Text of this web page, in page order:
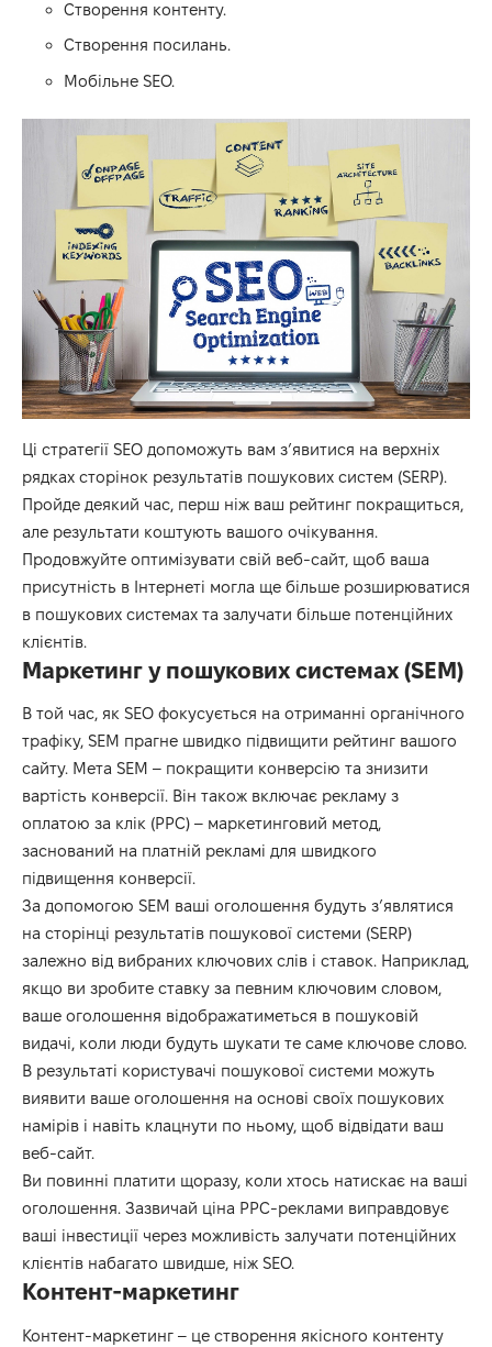
Створення контенту.
Створення посилань.
Мобільне SEO.
Ці стратегії SEO допоможуть вам з’явитися на верхніх
рядках сторінок результатів пошукових систем (SERP).
Пройде деякий час, перш ніж ваш рейтинг покращиться,
але результати коштують вашого очікування.
Продовжуйте оптимізувати свій веб-сайт, щоб ваша
присутність в Інтернеті могла ще більше розширюватися
в пошукових системах та залучати більше потенційних
клієнтів.
Маркетинг у пошукових системах (SEM)
В той час, як SEO фокусується на отриманні органічного
трафіку, SEM прагне швидко підвищити рейтинг вашого
сайту. Мета SEM – покращити конверсію та знизити
вартість конверсії. Він також включає рекламу з
оплатою за клік (PPC) – маркетинговий метод,
заснований на платній рекламі для швидкого
підвищення конверсії.
За допомогою SEM ваші оголошення будуть з’являтися
на сторінці результатів пошукової системи (SERP)
залежно від вибраних ключових слів і ставок. Наприклад,
якщо ви зробите ставку за певним ключовим словом,
ваше оголошення відображатиметься в пошуковій
видачі, коли люди будуть шукати те саме ключове слово.
В результаті користувачі пошукової системи можуть
виявити ваше оголошення на основі своїх пошукових
намірів і навіть клацнути по ньому, щоб відвідати ваш
веб-сайт.
Ви повинні платити щоразу, коли хтось натискає на ваші
оголошення. Зазвичай ціна PPC-реклами виправдовує
ваші інвестиції через можливість залучати потенційних
клієнтів набагато швидше, ніж SEO.
Контент-маркетинг
Контент-маркетинг – це створення якісного контенту